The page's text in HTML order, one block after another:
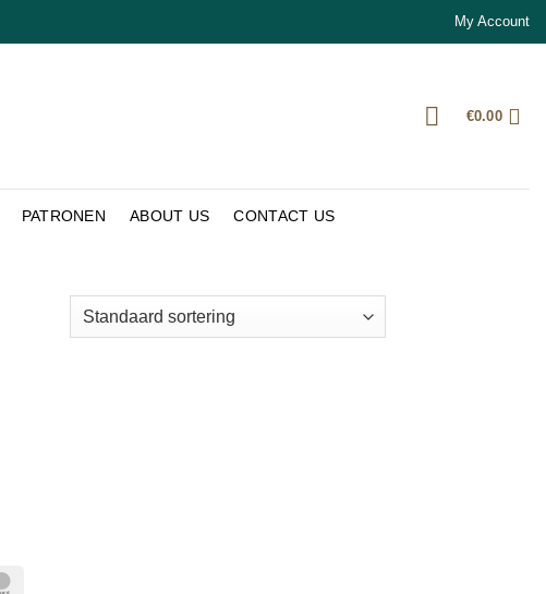
My Account
€0.00
PATRONEN ABOUT US CONTACT US